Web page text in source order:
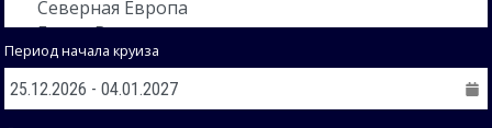
Период начала круиза